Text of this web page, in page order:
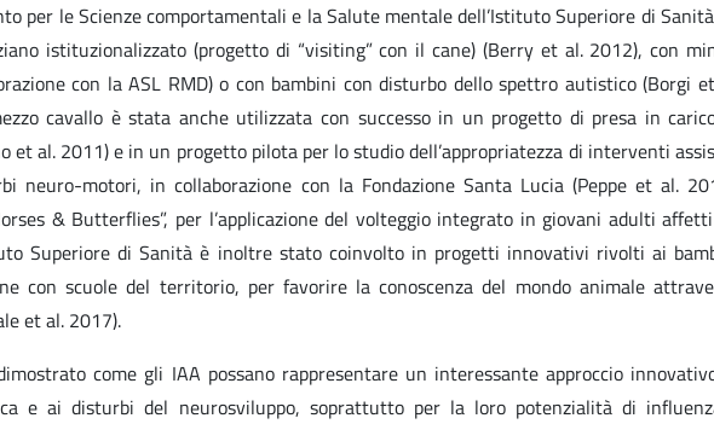
per le Scienze comportamentali e la Salute mentale dell’Istituto Superiore di
istituzionalizzato (progetto di “visiting” con il cane) (Berry et al. 2012), con
con la ASL RMD) o con bambini con disturbo dello spettro autistico (Borgi
cavallo è stata anche utilizzata con successo in un progetto di presa in
et al. 2011) e in un progetto pilota per lo studio dell’appropriatezza di interventi
neuro-motori, in collaborazione con la Fondazione Santa Lucia (Peppe et al.
& Butterflies”, per l’applicazione del volteggio integrato in giovani adulti
Superiore di Sanità è inoltre stato coinvolto in progetti innovativi rivolti ai
con scuole del territorio, per favorire la conoscenza del mondo animale
et al. 2017).
come gli IAA possano rappresentare un interessante approccio
e ai disturbi del neurosviluppo, soprattutto per la loro potenzialità di